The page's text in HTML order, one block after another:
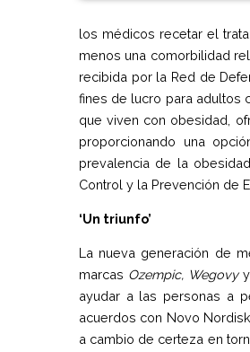
los médicos recetar el
menos una comorbilidad
recibida por la Red de
fines de lucro para adultos
que viven con obesidad,
proporcionando una
prevalencia de la
Control y la Prevención de
‘Un triunfo’
La nueva generación de
marcas Ozempic, Wegovyy
ayudar a las personas a
acuerdos con Novo
a cambio de certeza en